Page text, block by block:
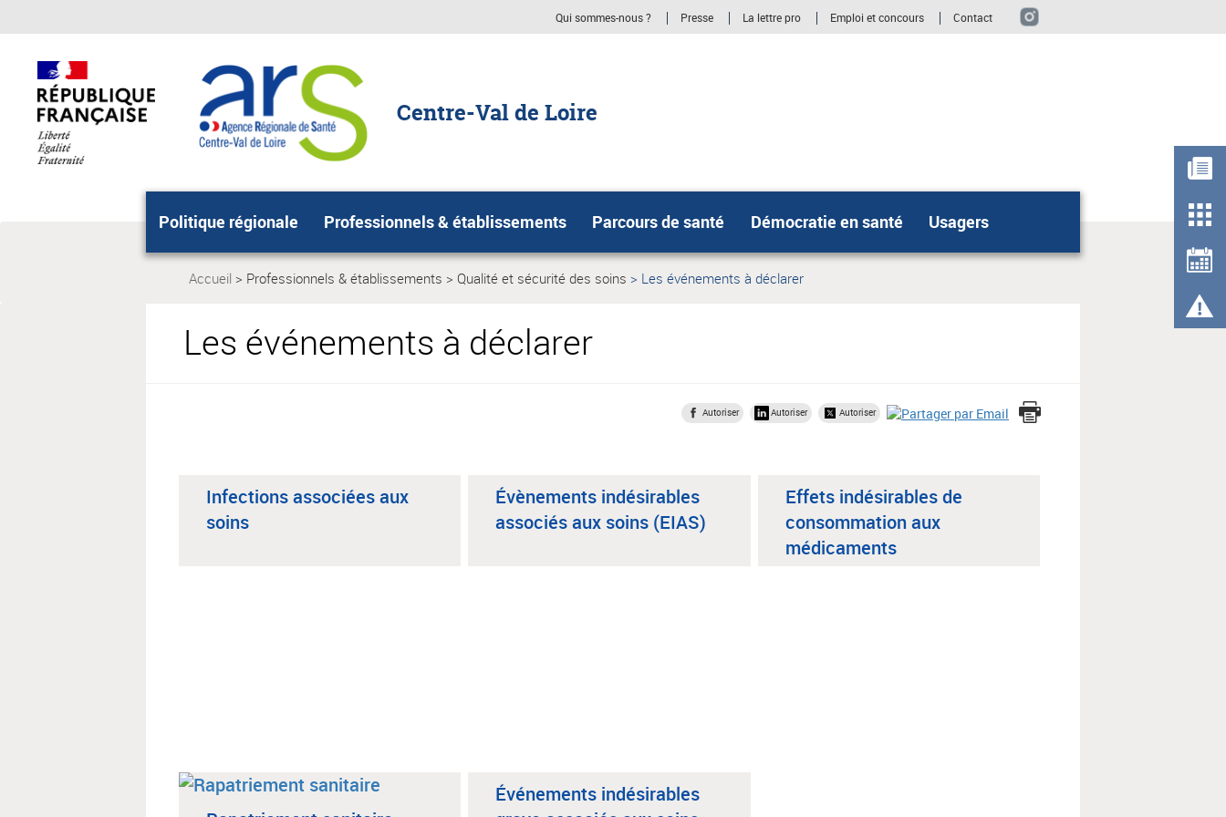
principal,
Qui sommes-nous ? Presse La lettre pro Emploi et concours Contact
Centre-Val de Loire
Politique régionale Professionnels & établissements Parcours de santé Démocratie en santé Usagers
Accueil
Professionnels & établissements
Qualité et sécurité des soins
Les événements à déclarer
Les événements à déclarer
Autoriser Autoriser Autoriser
Infections associées aux
soins
Évènements indésirables
associés aux soins (EIAS)
Effets indésirables de
consommation aux
médicaments
Événements indésirables